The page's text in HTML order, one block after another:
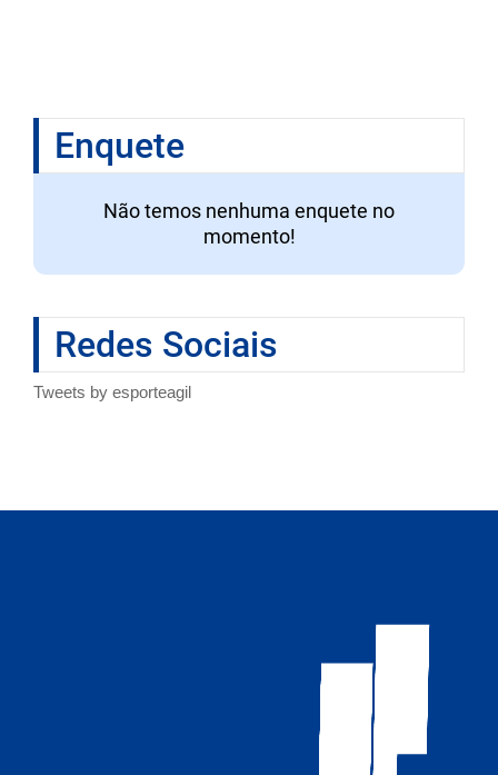
Enquete
Não temos nenhuma enquete no
momento!
Redes Sociais
Tweets by esporteagil